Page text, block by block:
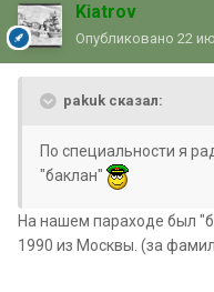
Kiatrov
Опубликовано 22
pakuk сказал:
По специальности я
"баклан"
На нашем параходе был
1990 из Москвы. (за